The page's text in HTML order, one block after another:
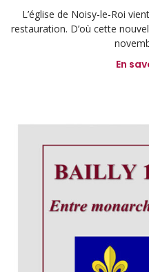
L’église de Noisy-le-Roi
restauration. D’où cette
En